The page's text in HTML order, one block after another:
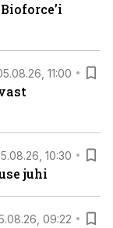
11:00
10:30
juhi
09:22